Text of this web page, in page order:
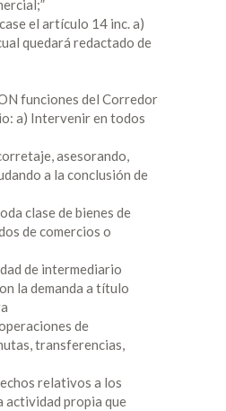
el artículo 14 inc. a)
quedará redactado de
funciones del Corredor
a) Intervenir en todos
asesorando,
a la conclusión de
clase de bienes de
de comercios o
de intermediario
la demanda a título
de
transferencias,
relativos a los
actividad propia que